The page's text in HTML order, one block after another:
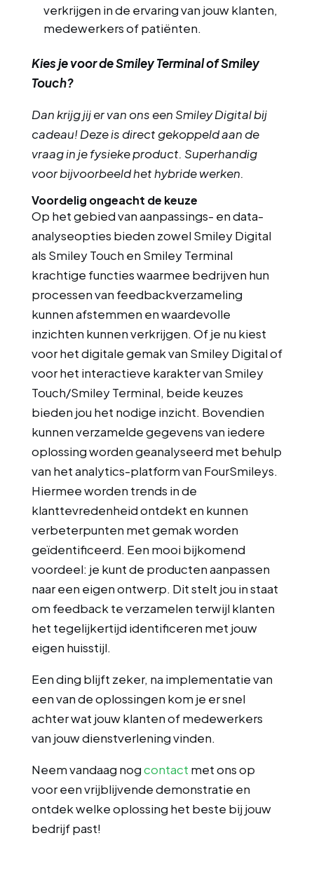
verkrijgen in de ervaring van jouw klanten,
medewerkers of patiënten.
Kies je voor de Smiley Terminal of Smiley
Touch?
Dan krijg jij er van ons een Smiley Digital bij
cadeau! Deze is direct gekoppeld aan de
vraag in je fysieke product. Superhandig
voor bijvoorbeeld het hybride werken.
Voordelig ongeacht de keuze
Op het gebied van aanpassings- en data-
analyseopties bieden zowel Smiley Digital
als Smiley Touch en Smiley Terminal
krachtige functies waarmee bedrijven hun
processen van feedbackverzameling
kunnen afstemmen en waardevolle
inzichten kunnen verkrijgen. Of je nu kiest
voor het digitale gemak van Smiley Digital of
voor het interactieve karakter van Smiley
Touch/Smiley Terminal, beide keuzes
bieden jou het nodige inzicht. Bovendien
kunnen verzamelde gegevens van iedere
oplossing worden geanalyseerd met behulp
van het analytics-platform van FourSmileys.
Hiermee worden trends in de
klanttevredenheid ontdekt en kunnen
verbeterpunten met gemak worden
geïdentificeerd. Een mooi bijkomend
voordeel: je kunt de producten aanpassen
naar een eigen ontwerp. Dit stelt jou in staat
om feedback te verzamelen terwijl klanten
het tegelijkertijd identificeren met jouw
eigen huisstijl.
Een ding blijft zeker, na implementatie van
een van de oplossingen kom je er snel
achter wat jouw klanten of medewerkers
van jouw dienstverlening vinden.
Neem vandaag nogcontact met ons op
voor een vrijblijvende demonstratie en
ontdek welke oplossing het beste bij jouw
bedrijf past!